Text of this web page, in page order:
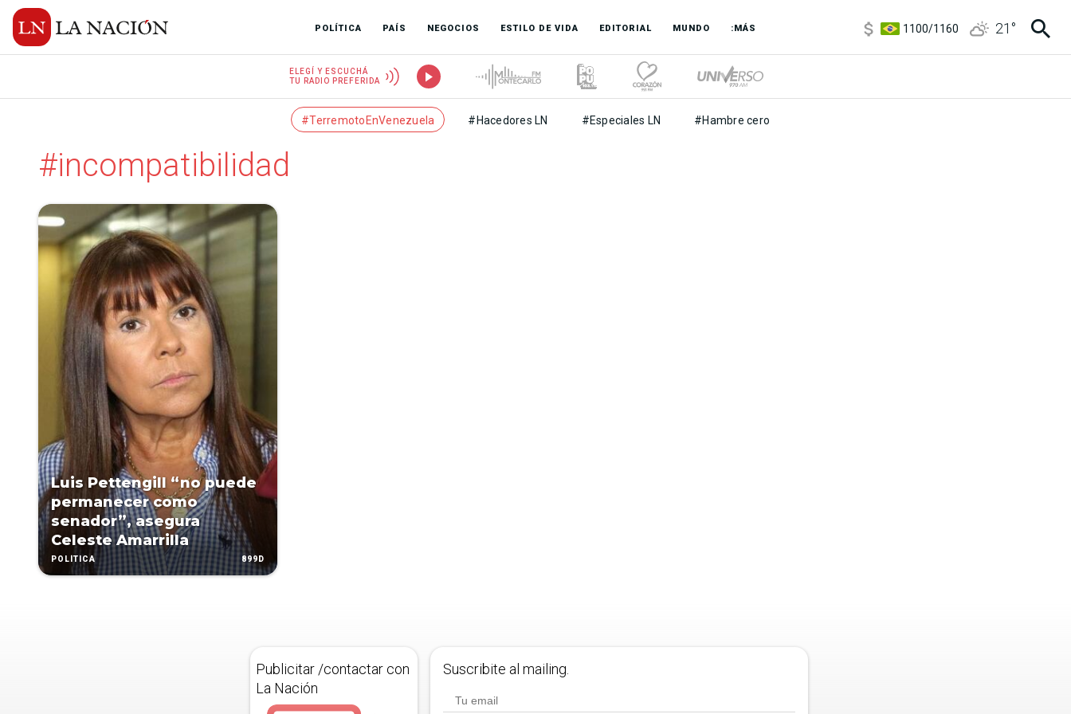
POLÍTICA PAÍS NEGOCIOS ESTILO DE VIDA EDITORIAL MUNDO :MÁS
1100/1160
21 °
ELEGÍ Y ESCUCHÁ
TU RADIO PREFERIDA
#TerremotoEnVenezuela #Hacedores LN #Especiales LN #Hambre cero
#incompatibilidad
Luis Pettengill “no puede
permanecer como
senador”, asegura
Celeste Amarrilla
POLÍTICA 899D
Publicitar /contactar con
La Nación
Suscribite al mailing.